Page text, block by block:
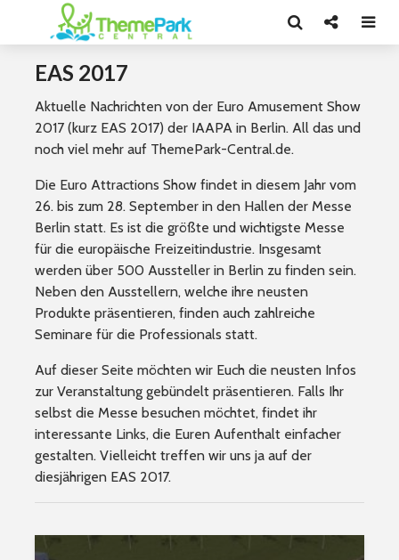
EAS 2017
Aktuelle Nachrichten von der Euro Amusement Show
2017 (kurz EAS 2017) der IAAPA in Berlin. All das und
noch viel mehr auf ThemePark-Central.de.
Die Euro Attractions Show findet in diesem Jahr vom
26. bis zum 28. September in den Hallen der Messe
Berlin statt. Es ist die größte und wichtigste Messe
für die europäische Freizeitindustrie. Insgesamt
werden über 500 Aussteller in Berlin zu finden sein.
Neben den Ausstellern, welche ihre neusten
Produkte präsentieren, finden auch zahlreiche
Seminare für die Professionals statt.
Auf dieser Seite möchten wir Euch die neusten Infos
zur Veranstaltung gebündelt präsentieren. Falls Ihr
selbst die Messe besuchen möchtet, findet ihr
interessante Links, die Euren Aufenthalt einfacher
gestalten. Vielleicht treffen wir uns ja auf der
diesjährigen EAS 2017.